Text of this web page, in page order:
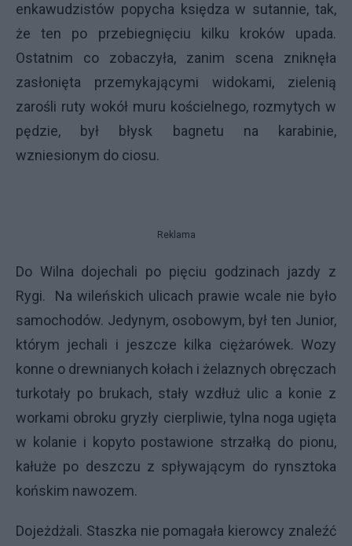
enkawudzistów popycha księdza w sutannie, tak,
że ten po przebiegnięciu kilku kroków upada.
Ostatnim co zobaczyła, zanim scena zniknęła
zasłonięta przemykającymi widokami, zielenią
zarośli ruty wokół muru kościelnego, rozmytych w
pędzie, był błysk bagnetu na karabinie,
wzniesionym do ciosu.
Reklama
Do Wilna dojechali po pięciu godzinach jazdy z
Rygi. Na wileńskich ulicach prawie wcale nie było
samochodów. Jedynym, osobowym, był ten Junior,
którym jechali i jeszcze kilka ciężarówek. Wozy
konne o drewnianych kołach i żelaznych obręczach
turkotały po brukach, stały wzdłuż ulic a konie z
workami obroku gryzły cierpliwie, tylna noga ugięta
w kolanie i kopyto postawione strzałką do pionu,
kałuże po deszczu z spływającym do rynsztoka
końskim nawozem.
Dojeżdżali. Staszka nie pomagała kierowcy znaleźć